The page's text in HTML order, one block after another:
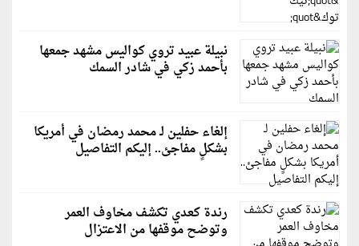
نبيلة عبيد تروي كواليس مشهد جمعها
بأحمد زكي في شادر السمك
إلغاء حفلين لـ محمد رمضان في أمريكا
بشكلٍ مفاجئ.. إليكم التفاصيل
رندة كعدي تكشف مخاوف العمر
وتوضح موقفها من الاعتزال